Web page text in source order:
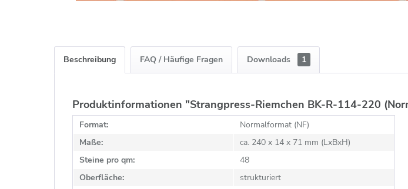
Beschreibung FAQ / Häufige Fragen Downloads 1
Produktinformationen "Strangpress-Riemchen BK-R-114-220
Format:
Normalformat (NF)
Maße:
ca. 240 x 14 x 71 mm (LxBxH)
Steine pro qm:
48
Oberfläche:
strukturiert